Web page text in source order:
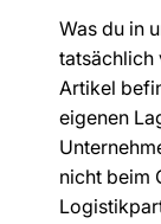
Was du in
tatsächlich
Artikel
eigenen
nicht beim